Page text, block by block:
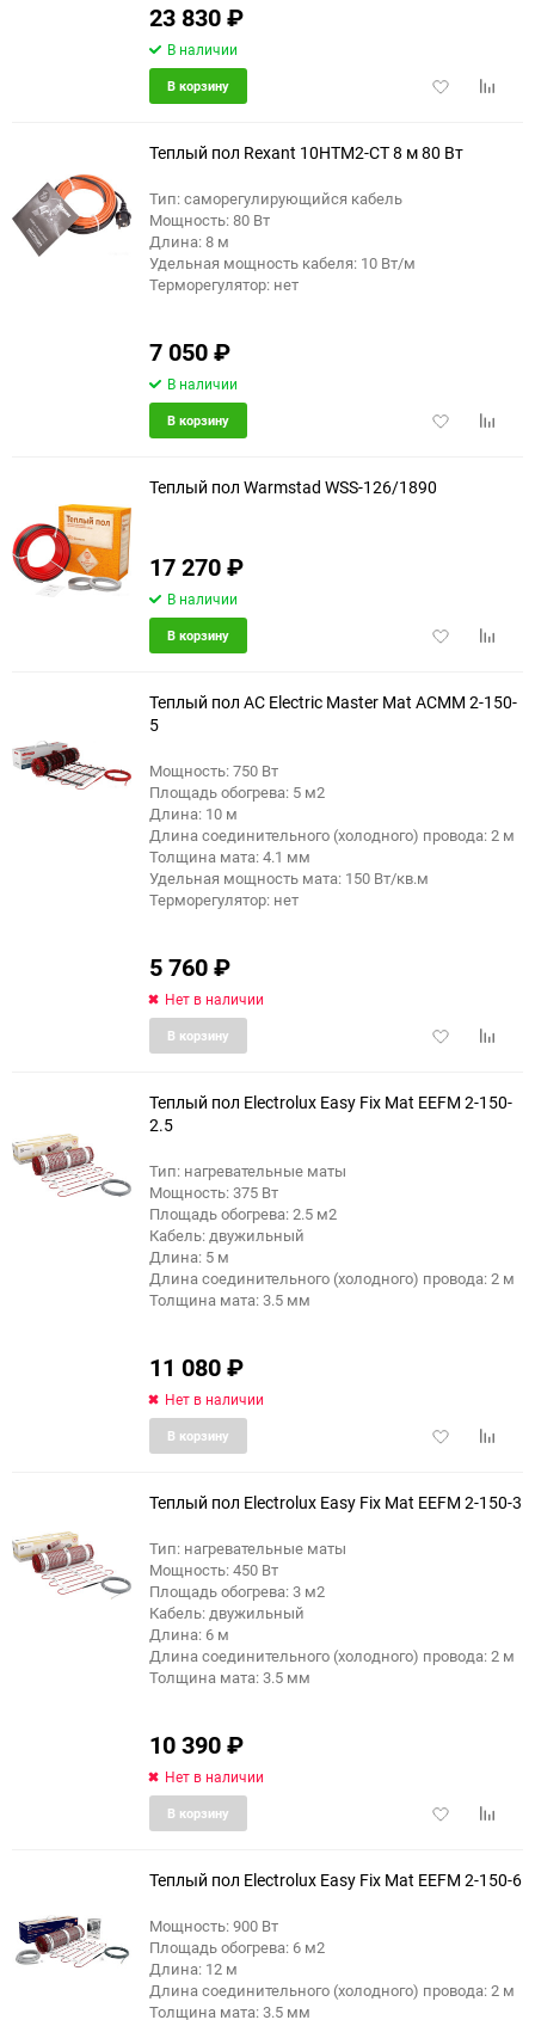
23 830₽
В наличии
Добавить
В корзину
Теплый пол Rexant 10HTM2-CT 8 м 80 Вт
Тип: саморегулирующийся кабель
Мощность: 80 Вт
Длина: 8 м
Удельная мощность кабеля: 10 Вт/м
Терморегулятор: нет
7 050₽
В наличии
Добавить
В корзину
Теплый пол Warmstad WSS-126/1890
17 270₽
В наличии
Добавить
В корзину
Теплый пол AC Electric Master Mat ACMM 2-150-
5
Мощность: 750 Вт
Площадь обогрева: 5 м2
Длина: 10 м
Длина соединительного (холодного) провода: 2 м
Толщина мата: 4.1 мм
Удельная мощность мата: 150 Вт/кв.м
Терморегулятор: нет
5 760₽
Нет в наличии
Добавить
В корзину
Теплый пол Electrolux Easy Fix Mat EEFM 2-150-
2.5
Тип: нагревательные маты
Мощность: 375 Вт
Площадь обогрева: 2.5 м2
Кабель: двужильный
Длина: 5 м
Длина соединительного (холодного) провода: 2 м
Толщина мата: 3.5 мм
11 080₽
Нет в наличии
Добавить
В корзину
Теплый пол Electrolux Easy Fix Mat EEFM 2-150-3
Тип: нагревательные маты
Мощность: 450 Вт
Площадь обогрева: 3 м2
Кабель: двужильный
Длина: 6 м
Длина соединительного (холодного) провода: 2 м
Толщина мата: 3.5 мм
10 390₽
Нет в наличии
Добавить
В корзину
Теплый пол Electrolux Easy Fix Mat EEFM 2-150-6
Мощность: 900 Вт
Площадь обогрева: 6 м2
Длина: 12 м
Длина соединительного (холодного) провода: 2 м
Толщина мата: 3.5 мм